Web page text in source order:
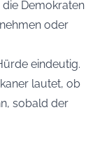
Demokraten
oder
eindeutig.
lautet, ob
sobald der